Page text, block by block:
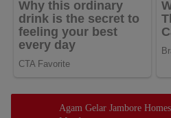
Agam Gelar Jambore